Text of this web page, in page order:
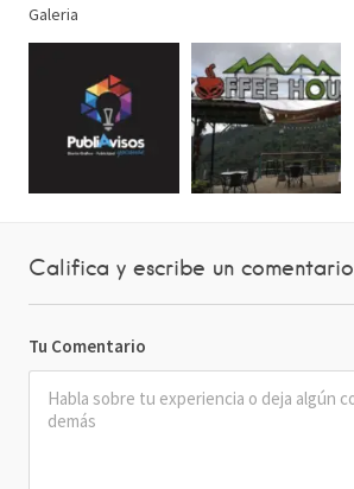
Galeria
Califica y escribe un comentario
Tu Comentario